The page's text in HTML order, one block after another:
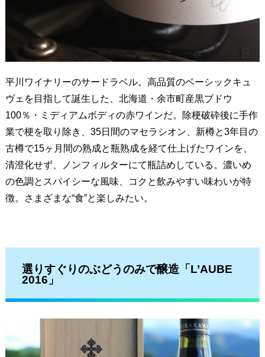
平川ワイナリーのサードラベル。高品質のベーシックキュ
ヴェを目指して誕生した、北海道・余市町産黒ブドウ
100％・ミディアムボディの赤ワインだ。除梗破砕後に手作
業で梗を取り除き、35日間のマセラシオン、新樽と3年目の
古樽で15ヶ月間の熟成と瓶熟成を経て仕上げたワインを、
清澄化せず、ノンフィルターにて瓶詰めしている。濃いめ
の色調とスパイシーな風味、コクと飲みやすい味わいが特
徴。さまざまな“食”と楽しみたい。
選りすぐりのぶどうのみで醸造「L’AUBE
2016」